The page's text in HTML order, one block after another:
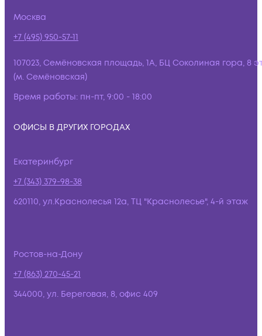
Москва
+7 (495) 950-57-11
107023, Семёновская площадь, 1А, БЦ Соколиная гора, 8
(м. Семёновская)
Время работы: пн-пт, 9:00 - 18:00
ОФИСЫ В ДРУГИХ ГОРОДАХ
Екатеринбург
+7 (343) 379-98-38
620110, ул.Краснолесья 12а, ТЦ "Краснолесье", 4-й этаж
Ростов-на-Дону
+7 (863) 270-45-21
344000, ул. Береговая, 8, офис 409